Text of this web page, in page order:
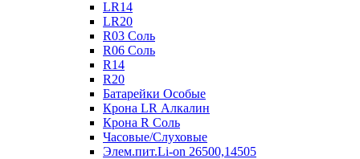
LR14
LR20
R03 Соль
R06 Соль
R14
R20
Батарейки Особые
Крона LR Алкалин
Крона R Соль
Часовые/Слуховые
Элем.пит.Li-on 26500,14505